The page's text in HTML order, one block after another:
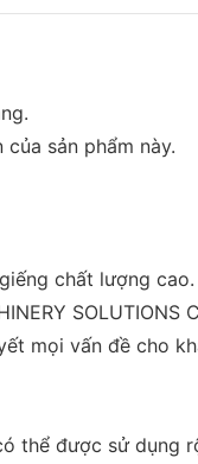
sản phẩm này.
chất lượng cao.
mọi vấn đề cho
được sử dụng